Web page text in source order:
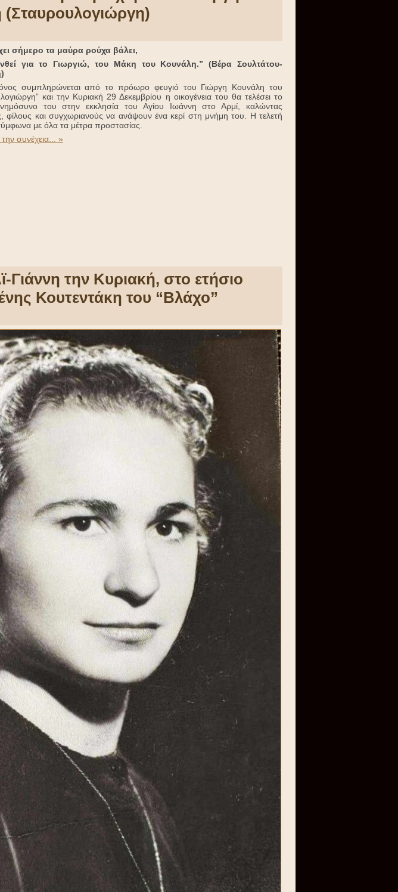
σήμερο τα μαύρα ρούχα βάλει,
για το Γιωργιώ, του Μάκη του Κουνάλη.” (Βέρα Σουλτάτου-
συμπληρώνεται από το πρόωρο φευγιό του Γιώργη Κουνάλη του
και την Κυριακή 29 Δεκεμβρίου η οικογένεια του θα τελέσει το
του στην εκκλησία του Αγίου Ιωάννη στο Αρμί, καλώντας
φίλους και συγχωριανούς να ανάψουν ένα κερί στη μνήμη του. Η τελετή
με όλα τα μέτρα προστασίας.
συνέχεια... »
Γιάννη την Κυριακή, στο ετήσιο
Κουτεντάκη του “Βλάχο”